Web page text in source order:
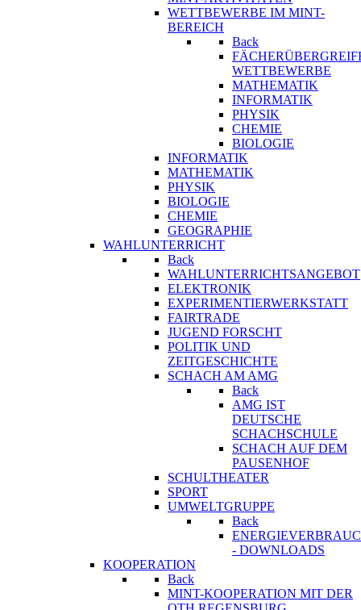
WETTBEWERBE IM MINT-
BEREICH
Back
WETTBEWERBE
MATHEMATIK
INFORMATIK
PHYSIK
CHEMIE
BIOLOGIE
INFORMATIK
MATHEMATIK
PHYSIK
BIOLOGIE
CHEMIE
GEOGRAPHIE
WAHLUNTERRICHT
Back
WAHLUNTERRICHTSANGEBOT
ELEKTRONIK
EXPERIMENTIERWERKSTATT
FAIRTRADE
JUGEND FORSCHT
POLITIK UND
ZEITGESCHICHTE
SCHACH AM AMG
Back
AMG IST
DEUTSCHE
SCHACHSCHULE
SCHACH AUF DEM
PAUSENHOF
SCHULTHEATER
SPORT
UMWELTGRUPPE
Back
- DOWNLOADS
KOOPERATION
Back
MINT-KOOPERATION MIT DER